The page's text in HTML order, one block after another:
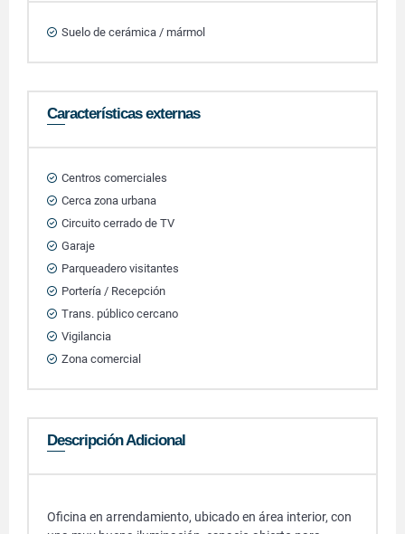
Suelo de cerámica / mármol
Características externas
Centros comerciales
Cerca zona urbana
Circuito cerrado de TV
Garaje
Parqueadero visitantes
Portería / Recepción
Trans. público cercano
Vigilancia
Zona comercial
Descripción Adicional
Oficina en arrendamiento, ubicado en área interior, con